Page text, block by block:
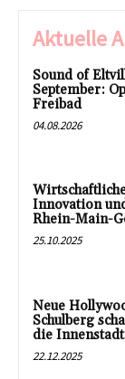
Aktuelle
Sound of
September:
Freibad
04.08.2026
Innovation
Rhein-Main-
25.10.2025
Neue
Schulberg
die Innenstadt
22.12.2025